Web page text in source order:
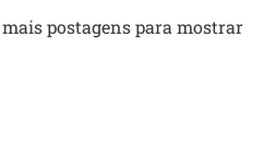
postagens para mostrar